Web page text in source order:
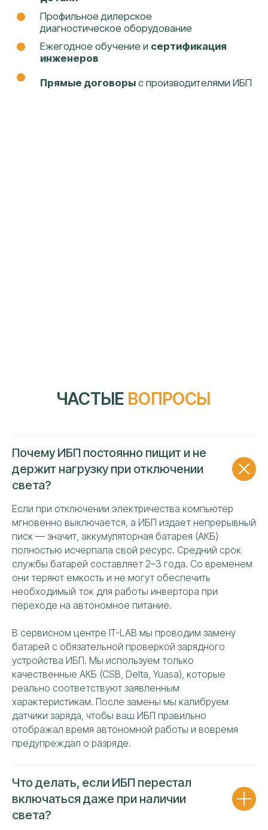
Почему ИБП постоянно пищит и не
держит нагрузку при отключении
света?
Если при отключении электричества компьютер
мгновенно выключается, а ИБП издает непрерывный
писк — значит, аккумуляторная батарея (АКБ)
полностью исчерпала свой ресурс. Средний срок
службы батарей составляет 2–3 года. Со временем
они теряют емкость и не могут обеспечить
необходимый ток для работы инвертора при
переходе на автономное питание.
В сервисном центре IT-LAB мы проводим замену
батарей с обязательной проверкой зарядного
устройства ИБП. Мы используем только
качественные АКБ (CSB, Delta, Yuasa), которые
реально соответствуют заявленным
характеристикам. После замены мы калибруем
датчики заряда, чтобы ваш ИБП правильно
отображал время автономной работы и вовремя
предупреждал о разряде.
Что делать, если ИБП перестал
включаться даже при наличии
света?
Номер телефона
Я даю своё согласие на обработку персональных
данных и подтверждаю ознакомление с политикой
конфиденциальности и обработки персональных
данных
ОТПРАВИТЬ
Собственный штат опытных
специалистов решает задачи
любой сложности
штатным персоналом
сервисного центра
За каждым направлением закреплен
РЕМОНТИРУЕМ ВСЕ БРЕНДЫ
ИБП СВОЕЙ КОМАНДОЙ